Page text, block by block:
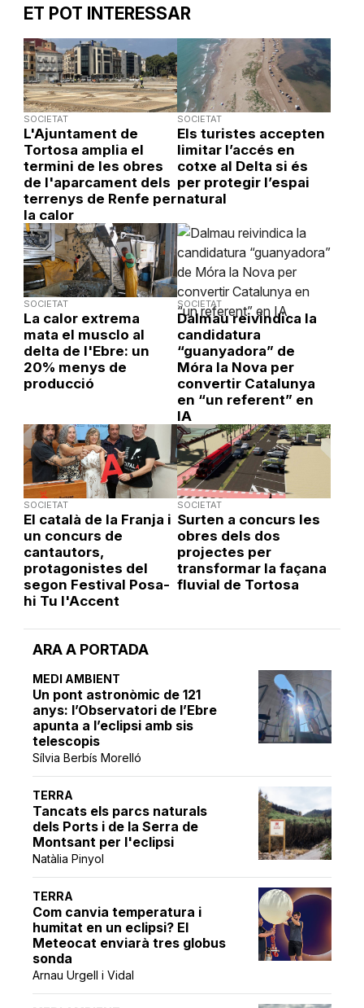
ARA A PORTADA
MEDI AMBIENT
Un pont astronòmic de 121
anys: l’Observatori de l’Ebre
apunta a l’eclipsi amb sis
telescopis
Sílvia Berbís Morelló
TERRA
Tancats els parcs naturals
dels Ports i de la Serra de
Montsant per l'eclipsi
Natàlia Pinyol
TERRA
Com canvia temperatura i
humitat en un eclipsi? El
Meteocat enviarà tres globus
sonda
Arnau Urgell i Vidal
ET POT INTERESSAR
SOCIETAT
L'Ajuntament de
Tortosa amplia el
termini de les obres
de l'aparcament dels
terrenys de Renfe per
la calor
SOCIETAT
Els turistes accepten
limitar l’accés en
cotxe al Delta si és
per protegir l’espai
natural
SOCIETAT
La calor extrema
mata el musclo al
delta de l'Ebre: un
20% menys de
producció
SOCIETAT
Dalmau reivindica la
candidatura
“guanyadora” de
Móra la Nova per
convertir Catalunya
en “un referent” en
IA
SOCIETAT
El català de la Franja i
un concurs de
cantautors,
protagonistes del
segon Festival Posa-
hi Tu l'Accent
SOCIETAT
Surten a concurs les
obres dels dos
projectes per
transformar la façana
fluvial de Tortosa